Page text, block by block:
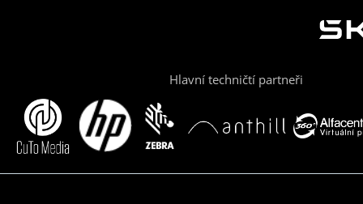
Hlavní techničtí partneři